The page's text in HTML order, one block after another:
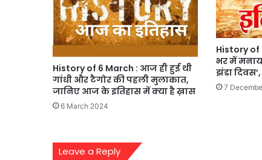
History of 6 March : आज ही हुई थी
गांधी और टैगोर की पहली मुलाकात,
जानिए आज के इतिहास में क्या है ख़ास
6 March 2024
History
भर में
झंडा
7
Leave a Reply